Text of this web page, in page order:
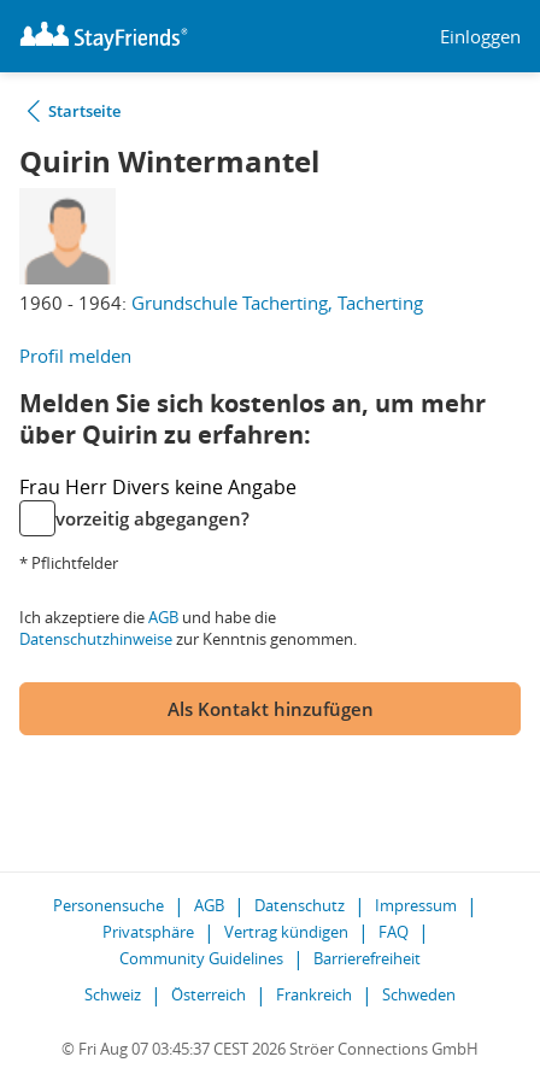
Einloggen
Startseite
Quirin Wintermantel
1960 - 1964: Grundschule Tacherting, Tacherting
Profil melden
Melden Sie sich kostenlos an, um mehr
über Quirin zu erfahren:
Frau Herr Divers keine Angabe
vorzeitig abgegangen?
* Pflichtfelder
Ich akzeptiere dieAGB und habe die
Datenschutzhinweisezur Kenntnis genommen.
Als Kontakt hinzufügen
Personensuche AGB Datenschutz
Impressum
Privatsphäre
Vertrag kündigen
FAQ
Community Guidelines
Barrierefreiheit
Schweiz
Österreich Frankreich Schweden
© Fri Aug 07 03:45:37 CEST 2026 Ströer Connections GmbH